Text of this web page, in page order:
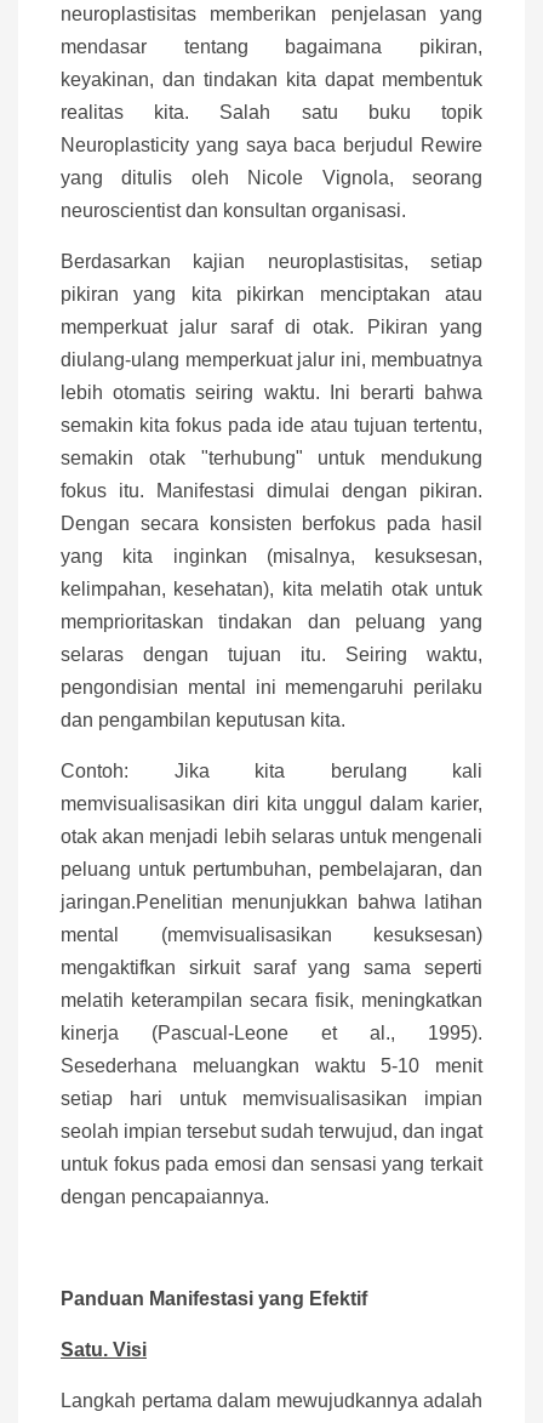
neuroplastisitas memberikan penjelasan yang
mendasar tentang bagaimana pikiran,
keyakinan, dan tindakan kita dapat membentuk
realitas kita. Salah satu buku topik
Neuroplasticity yang saya baca berjudul Rewire
yang ditulis oleh Nicole Vignola, seorang
neuroscientist dan konsultan organisasi.
Berdasarkan kajian neuroplastisitas, setiap
pikiran yang kita pikirkan menciptakan atau
memperkuat jalur saraf di otak. Pikiran yang
diulang-ulang memperkuat jalur ini, membuatnya
lebih otomatis seiring waktu. Ini berarti bahwa
semakin kita fokus pada ide atau tujuan tertentu,
semakin otak "terhubung" untuk mendukung
fokus itu. Manifestasi dimulai dengan pikiran.
Dengan secara konsisten berfokus pada hasil
yang kita inginkan (misalnya, kesuksesan,
kelimpahan, kesehatan), kita melatih otak untuk
memprioritaskan tindakan dan peluang yang
selaras dengan tujuan itu. Seiring waktu,
pengondisian mental ini memengaruhi perilaku
dan pengambilan keputusan kita.
Contoh: Jika kita berulang kali
memvisualisasikan diri kita unggul dalam karier,
otak akan menjadi lebih selaras untuk mengenali
peluang untuk pertumbuhan, pembelajaran, dan
jaringan.Penelitian menunjukkan bahwa latihan
mental (memvisualisasikan kesuksesan)
mengaktifkan sirkuit saraf yang sama seperti
melatih keterampilan secara fisik, meningkatkan
kinerja (Pascual-Leone et al., 1995).
Sesederhana meluangkan waktu 5-10 menit
setiap hari untuk memvisualisasikan impian
seolah impian tersebut sudah terwujud, dan ingat
untuk fokus pada emosi dan sensasi yang terkait
dengan pencapaiannya.
Panduan Manifestasi yang Efektif
Satu. Visi
Langkah pertama dalam mewujudkannya adalah